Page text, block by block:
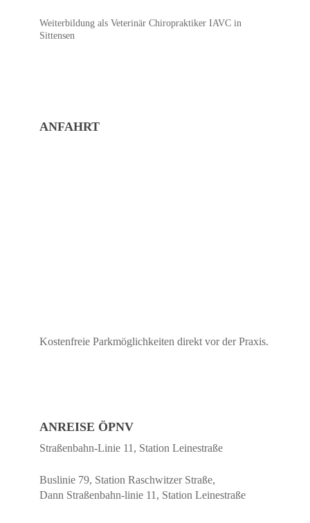
Weiterbildung als Veterinär Chiropraktiker IAVC in
Sittensen
ANFAHRT
Kostenfreie Parkmöglichkeiten direkt vor der Praxis.
ANREISE ÖPNV
Straßenbahn-Linie 11, Station Leinestraße
Buslinie 79, Station Raschwitzer Straße,
Dann Straßenbahn-linie 11, Station Leinestraße